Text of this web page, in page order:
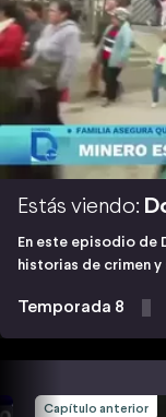
Estás viendo:
En este episodio de
historias de crimen y
Temporada 8
Capítulo anterior